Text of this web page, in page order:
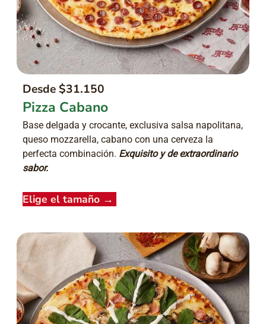
Desde $31.150
Pizza Cabano
Base delgada y crocante, exclusiva salsa napolitana,
queso mozzarella, cabano con una cerveza la
perfecta combinación. Exquisito y de extraordinario
sabor.
Elige el tamaño →